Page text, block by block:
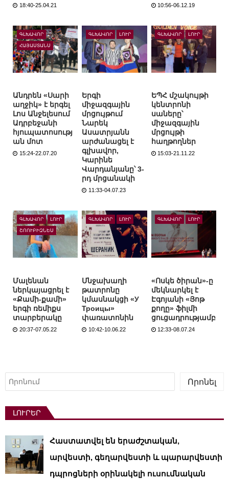
18:40-25.04.21 10:56-06.12.19
ԳԼԽԱՎՈՐ
ՀԱՅԱՍՏԱՆՍ
Անդրեն «Սարի
աղջիկ» է երգել
Լոս Անջելեսում
Ադրբեջանի
հյուպատոսությ
ան մոտ
15:24-22.07.20
ԳԼԽԱՎՈՐ ԼՈՒՐ
Երգի
միջազգային
մրցույթում
Նարեկ
Ասատրյանն
արժանացել է
գլխավոր,
Կարինե
Վարդանյանը՝ 3-
րդ մրցանակի
11:33-04.07.23
ԳԼԽԱՎՈՐ ԼՈՒՐ
ԵՊՀ մշակույթի
կենտրոնի
սաները՝
միջազգային
մրցույթի
հաղթողներ
15:03-21.11.22
ԳԼԽԱՎՈՐ ԼՈՒՐ
ՇՈՈՒԲԻԶՆԵՍ
Մալենան
ներկայացրել է
«Քամի-քամի»
երգի ռեմիքս
տարբերակը
20:37-07.05.22
ԳԼԽԱՎՈՐ ԼՈՒՐ
Մնջախաղի
թատրոնը
կմասնակցի «У
Троицы»
փառատոնին
10:42-10.06.22
ԳԼԽԱՎՈՐ ԼՈՒՐ
«Ոսկե ծիրան»-ը
մեկնարկել է
Էգոյանի «Յոթ
քողը» ֆիլմի
ցուցադրությամբ
12:33-08.07.24
Որոնել
Որոնել
ԼՈՒՐԵՐ
Հաստատվել են երաժշտական,
արվեստի, գեղարվեստի և պարարվեստի
դպրոցների օրինակելի ուսումնական